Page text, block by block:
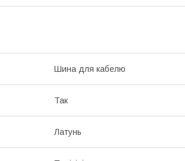
Шина для кабелю
Так
Латунь